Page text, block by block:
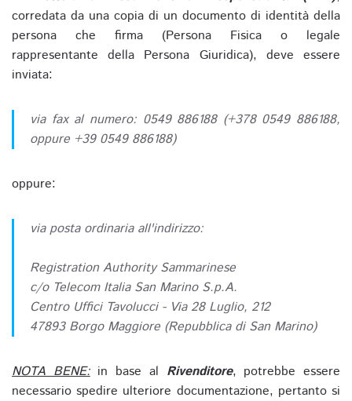
corredata da una copia di un documento di identità della
persona che firma (Persona Fisica o legale
rappresentante della Persona Giuridica), deve essere
inviata:
via fax al numero: 0549 886188 (+378 0549 886188,
oppure +39 0549 886188)
oppure:
via posta ordinaria all'indirizzo:
Registration Authority Sammarinese
c/o Telecom Italia San Marino S.p.A.
Centro Uffici Tavolucci - Via 28 Luglio, 212
47893 Borgo Maggiore (Repubblica di San Marino)
NOTA BENE:in base al Rivenditore, potrebbe essere
necessario spedire ulteriore documentazione, pertanto si